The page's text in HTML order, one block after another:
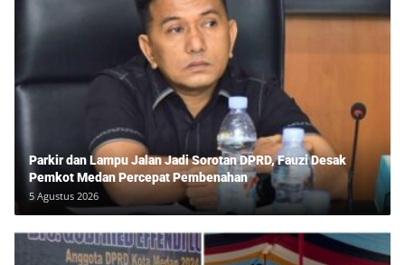
Parkir dan Lampu Jalan Jadi Sorotan DPRD, Fauzi Desak
Pemkot Medan Percepat Pembenahan
5 Agustus 2026